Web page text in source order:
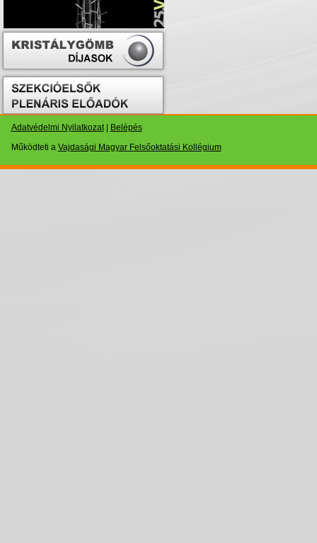
Adatvédelmi Nyilatkozat|
Belépés
Működteti a Vajdasági Magyar Felsőoktatási Kollégium